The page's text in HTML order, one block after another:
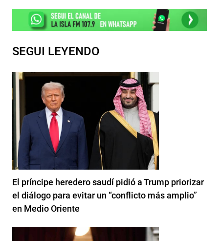
SEGUI LEYENDO
El príncipe heredero saudí pidió a Trump priorizar
el diálogo para evitar un “conflicto más amplio”
en Medio Oriente